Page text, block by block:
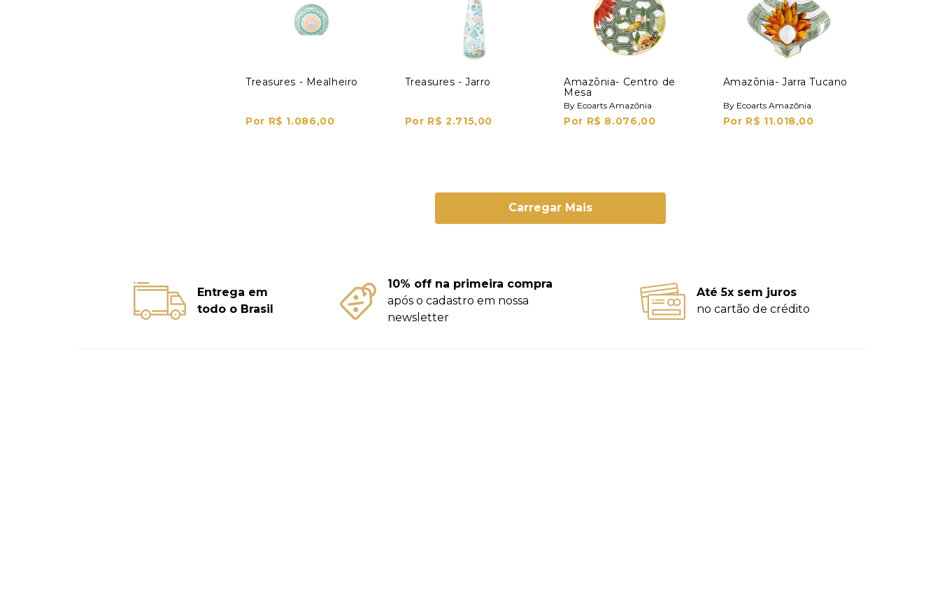
Treasures - Mealheiro
Por R$ 1.086,00
Treasures - Jarro
Por R$ 2.715,00
Amazōnia- Centro de
Mesa
By Ecoarts Amazōnia
Por R$ 8.076,00
Amazōnia- Jarra Tucano
By Ecoarts Amazōnia
Por R$ 11.018,00
Carregar Mais
Entrega em
todo o Brasil
10% off na primeira compra
após o cadastro em nossa
newsletter
Até 5x sem juros
no cartão de crédito